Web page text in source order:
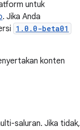
untuk
. Jika Anda
1.0.0-beta01
konten
saluran. Jika tidak,